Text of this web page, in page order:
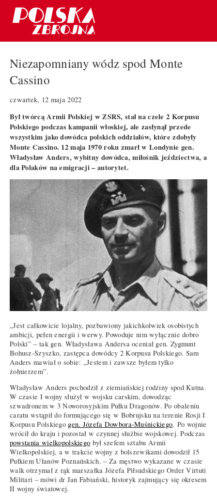
Niezapomniany wódz spod Monte
Cassino
czwartek, 12 maja 2022
Był twórcą Armii Polskiej w ZSRS, stał na czele 2 Korpusu
Polskiego podczas kampanii włoskiej, ale zasłynął przede
wszystkim jako dowódca polskich oddziałów, które zdobyły
Monte Cassino. 12 maja 1970 roku zmarł w Londynie gen.
Władysław Anders, wybitny dowódca, miłośnik jeździectwa, a
dla Polaków na emigracji – autorytet.
„Jest całkowicie lojalny, pozbawiony jakichkolwiek osobistych
ambicji, pełen energii i werwy. Powoduje nim wyłącznie dobro
Polski” – tak gen. Władysława Andersa oceniał gen. Zygmunt
Bohusz-Szyszko, zastępca dowódcy 2 Korpusu Polskiego. Sam
Anders mawiał o sobie: „Jestem i zawsze byłem tylko
żołnierzem”.
Władysław Anders pochodził z ziemiańskiej rodziny spod Kutna.
W czasie I wojny służył w wojsku carskim, dowodząc
szwadronem w 3 Noworosyjskim Pułku Dragonów. Po obaleniu
caratu wstąpił do formującego się w Bobrujsku na terenie Rosji I
Korpusu Polskiego gen. Józefa Dowbora-Muśnickiego. Po wojnie
wrócił do kraju i pozostał w czynnej służbie wojskowej. Podczas
powstania wielkopolskiego był szefem sztabu Armii
Wielkopolskiej, a w trakcie wojny z bolszewikami dowodził 15
Pułkiem Ułanów Poznańskich. – Za męstwo wykazane w czasie
walk otrzymał z rąk marszałka Józefa Piłsudskiego Order Virtuti
Militari – mówi dr Jan Fabiański, historyk zajmujący się okresem
II wojny światowej.